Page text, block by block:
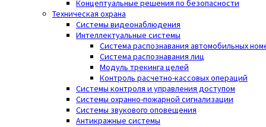
Концептуальные решения по безопасности
Техническая охрана
Системы видеонаблюдения
Интеллектуальные системы
Система распознавания автомобильных
Система распознавания лиц
Модуль трекинга целей
Контроль расчетно-кассовых операций
Системы контроля и управления доступом
Системы охранно-пожарной сигнализации
Системы звукового оповещения
Антикражные системы